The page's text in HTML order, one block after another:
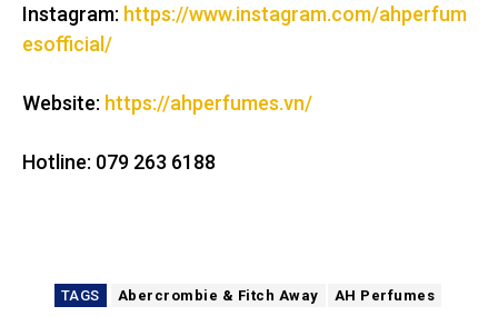
Instagram: https://www.instagram.com/ahperfum
esofficial/
Website: https://ahperfumes.vn/
Hotline: 079 263 6188
TAGS Abercrombie & Fitch Away AH Perfumes